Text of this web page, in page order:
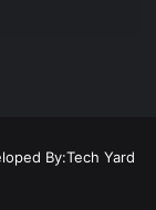
By:Tech Yard